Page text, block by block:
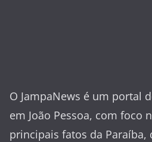
O JampaNews é um portal
em João Pessoa, com foco
principais fatos da Paraíba,